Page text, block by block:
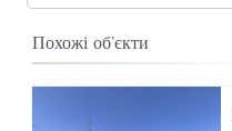
Похожі об’єкти